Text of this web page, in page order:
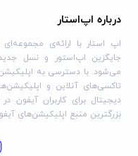
درباره اپ‌استار
اپ استار با ارائه‌ی مجموعه‌ای
جایگزین اپ‌استور و نسل جدید
می‌شود. با دسترسی به
تاکسی‌های آنلاین و
دیجیتال برای کاربران آیفون
بزرگترین منبع اپلیکیشن‌های